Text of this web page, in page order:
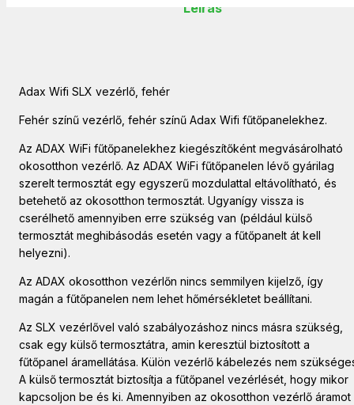
Leírás
Adax Wifi SLX vezérlő, fehér
Fehér színű vezérlő, fehér színű Adax Wifi fűtőpanelekhez.
Az ADAX WiFi fűtőpanelekhez kiegészítőként megvásárolható
okosotthon vezérlő. Az ADAX WiFi fűtőpanelen lévő gyárilag
szerelt termosztát egy egyszerű mozdulattal eltávolítható, és
betehető az okosotthon termosztát. Ugyanígy vissza is
cserélhető amennyiben erre szükség van (például külső
termosztát meghibásodás esetén vagy a fűtőpanelt át kell
helyezni).
Az ADAX okosotthon vezérlőn nincs semmilyen kijelző, így
magán a fűtőpanelen nem lehet hőmérsékletet beállítani.
Az SLX vezérlővel való szabályozáshoz nincs másra szükség,
csak egy külső termosztátra, amin keresztül biztosított a
fűtőpanel áramellátása. Külön vezérlő kábelezés nem
A külső termosztát biztosítja a fűtőpanel vezérlését, hogy mikor
kapcsoljon be és ki. Amennyiben az okosotthon vezérlő áramot